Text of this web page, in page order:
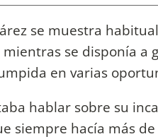
se muestra
mientras se disponía
en varias
hablar sobre su
siempre hacía más